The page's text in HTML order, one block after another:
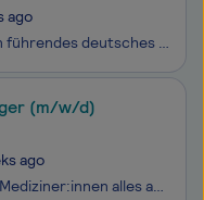
ago
Wir sind Ströer! Wir sind ein führendes deutsches Medienhaus und setzen auf die Stärken des Out-of-Home (OOH) Geschäfts unterstützt durch die flankierenden Geschäftsfelder Digital & Dialog Media und DaaS & E-Commerce. Mit unserer OOH-plus-Strategie machen wir mehr aus jedem Kommunikationskon
(m/w/d)
ago
BFS health finance nimmt Mediziner:innen alles ab, was Zeit frisst: Vom Zahlungsstrommanagement über die Sicherung von Honoraren bis hin zur Beratung im Praxismanagement. BFS vertrauen tausende Zahnärzt:innen, Ärzt:innen, Tierärzt:innen, Dentallabore, medizinische Versorgungszentren sowie Che